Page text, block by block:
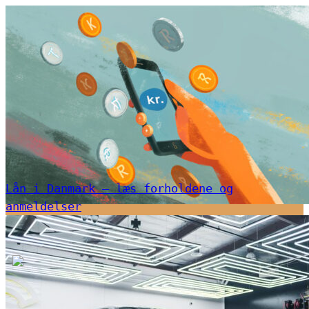
Lån i Danmark – læs forholdene og
anmeldelser
Kepi krydsord